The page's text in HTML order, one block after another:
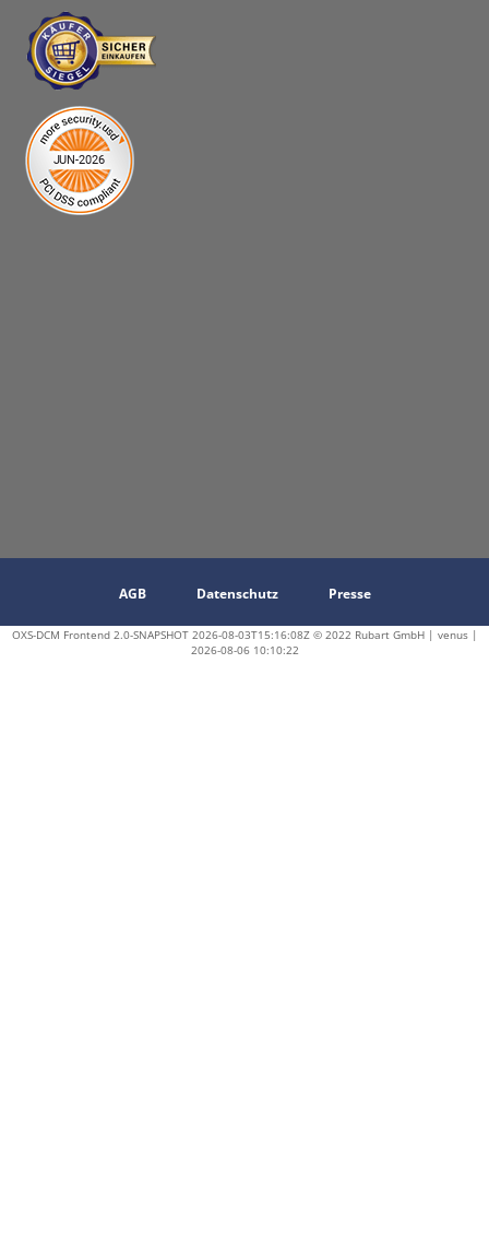
AGB Datenschutz Presse
OXS-DCM Frontend 2.0-SNAPSHOT 2026-08-03T15:16:08Z © 2022 Rubart GmbH | venus |
2026-08-06 10:10:22